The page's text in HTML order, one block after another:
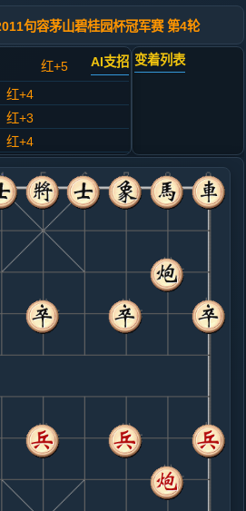
句容茅山碧桂园杯冠军赛 第4轮
红+5 AI支招
红+4
红+3
红+4
红+3
红+6
红+7
红+7
红+1
红+3
红+14
车４进５
红+17
红+15
红+223
卒３进１
红+196
红+306
变着列表